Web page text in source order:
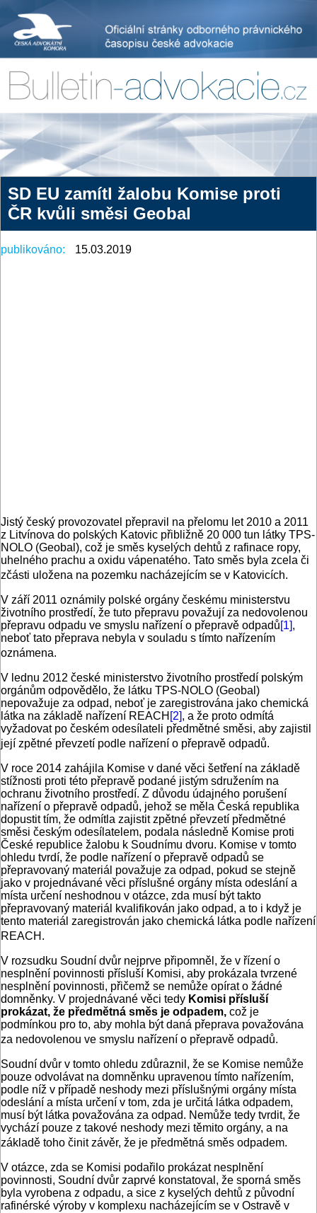
SD EU zamítl žalobu Komise proti
ČR kvůli směsi Geobal
publikováno: 15.03.2019
Jistý český provozovatel přepravil na přelomu let 2010 a 2011
z Litvínova do polských Katovic přibližně 20 000 tun látky TPS-
NOLO (Geobal), což je směs kyselých dehtů z rafinace ropy,
uhelného prachu a oxidu vápenatého. Tato směs byla zcela či
zčásti uložena na pozemku nacházejícím se v Katovicích.
V září 2011 oznámily polské orgány českému ministerstvu
životního prostředí, že tuto přepravu považují za nedovolenou
přepravu odpadu ve smyslu nařízení o přepravě odpadů[1],
neboť tato přeprava nebyla v souladu s tímto nařízením
oznámena.
V lednu 2012 české ministerstvo životního prostředí polským
orgánům odpovědělo, že látku TPS-NOLO (Geobal)
nepovažuje za odpad, neboť je zaregistrována jako chemická
látka na základě nařízení REACH [2], a že proto odmítá
vyžadovat po českém odesílateli předmětné směsi, aby zajistil
její zpětné převzetí podle nařízení o přepravě odpadů.
V roce 2014 zahájila Komise v dané věci šetření na základě
stížnosti proti této přepravě podané jistým sdružením na
ochranu životního prostředí. Z důvodu údajného porušení
nařízení o přepravě odpadů, jehož se měla Česká republika
dopustit tím, že odmítla zajistit zpětné převzetí předmětné
směsi českým odesílatelem, podala následně Komise proti
České republice žalobu k Soudnímu dvoru. Komise v tomto
ohledu tvrdí, že podle nařízení o přepravě odpadů se
přepravovaný materiál považuje za odpad, pokud se stejně
jako v projednávané věci příslušné orgány místa odeslání a
místa určení neshodnou v otázce, zda musí být takto
přepravovaný materiál kvalifikován jako odpad, a to i když je
tento materiál zaregistrován jako chemická látka podle nařízení
REACH.
V rozsudku Soudní dvůr nejprve připomněl, že v řízení o
nesplnění povinnosti přísluší Komisi, aby prokázala tvrzené
nesplnění povinnosti, přičemž se nemůže opírat o žádné
domněnky. V projednávané věci tedy Komisi přísluší
prokázat, že předmětná směs je odpadem, což je
podmínkou pro to, aby mohla být daná přeprava považována
za nedovolenou ve smyslu nařízení o přepravě odpadů.
Soudní dvůr v tomto ohledu zdůraznil, že se Komise nemůže
pouze odvolávat na domněnku upravenou tímto nařízením,
podle níž v případě neshody mezi příslušnými orgány místa
odeslání a místa určení v tom, zda je určitá látka odpadem,
musí být látka považována za odpad. Nemůže tedy tvrdit, že
vychází pouze z takové neshody mezi těmito orgány, a na
základě toho činit závěr, že je předmětná směs odpadem.
V otázce, zda se Komisi podařilo prokázat nesplnění
povinnosti, Soudní dvůr zaprvé konstatoval, že sporná směs
byla vyrobena z odpadu, a sice z kyselých dehtů z původní
rafinérské výroby v komplexu nacházejícím se v Ostravě v